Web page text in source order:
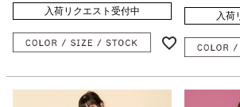
入荷リクエスト受付中 入荷